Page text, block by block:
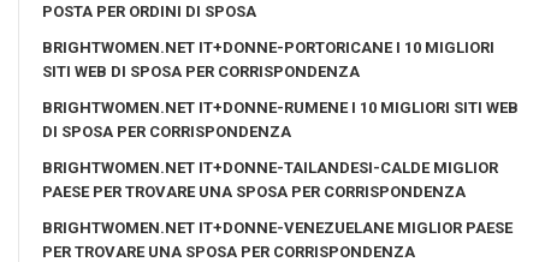
POSTA PER ORDINI DI SPOSA
BRIGHTWOMEN.NET IT+DONNE-PORTORICANE I 10 MIGLIORI
SITI WEB DI SPOSA PER CORRISPONDENZA
BRIGHTWOMEN.NET IT+DONNE-RUMENE I 10 MIGLIORI SITI WEB
DI SPOSA PER CORRISPONDENZA
BRIGHTWOMEN.NET IT+DONNE-TAILANDESI-CALDE MIGLIOR
PAESE PER TROVARE UNA SPOSA PER CORRISPONDENZA
BRIGHTWOMEN.NET IT+DONNE-VENEZUELANE MIGLIOR PAESE
PER TROVARE UNA SPOSA PER CORRISPONDENZA